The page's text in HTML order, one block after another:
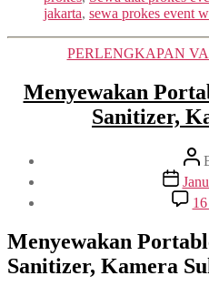
jakarta, sewa prokes event
PERLENGKAPAN
Menyewakan
Sanitizer,
Post
Post
date
Menyewakan
Sanitizer, Kamera